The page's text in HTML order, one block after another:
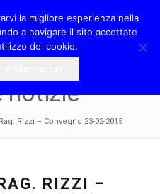
notizie
Rizzi – Convegno 23-02-2015
RIZZI –
la migliore esperienza nella
a navigare il sito accettate
dei cookie.